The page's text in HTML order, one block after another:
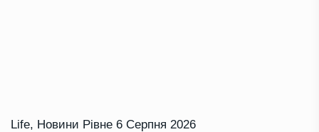
Life, Новини Рівне 6 Серпня 2026